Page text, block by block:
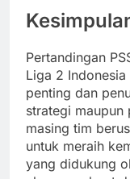
Pertandingan
Liga 2
penting dan
strategi maupun
masing tim
untuk meraih
yang didukung